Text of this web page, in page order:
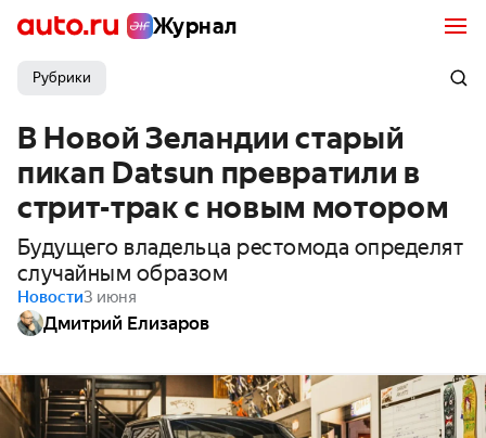
Журнал
Рубрики
В Новой Зеландии старый
пикап Datsun превратили в
стрит-трак с новым мотором
Будущего владельца рестомода определят
случайным образом
Новости3 июня
Дмитрий Елизаров